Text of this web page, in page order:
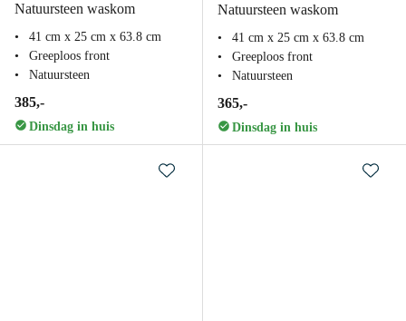
Natuursteen waskom
41 cm x 25 cm x 63.8 cm
Greeploos front
Natuursteen
385,-
Dinsdag in huis
Natuursteen waskom
41 cm x 25 cm x 63.8 cm
Greeploos front
Natuursteen
365,-
Dinsdag in huis